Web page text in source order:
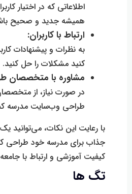
اطلاعاتی که در اختیار کاربران
همیشه جدید و صحیح باشد.
ارتباط با کاربران:
به نظرات و پیشنهادات کاربران
کنید مشکلات را حل کنید.
مشاوره با متخصصان طراحی
در صورت نیاز، از متخصصان
طراحی وب‌سایت مدرسه کمک
با رعایت این نکات، می‌توانید یک
جذاب برای مدرسه خود طراحی کنید که
کیفیت آموزشی و ارتباط با جامعه
تگ ها